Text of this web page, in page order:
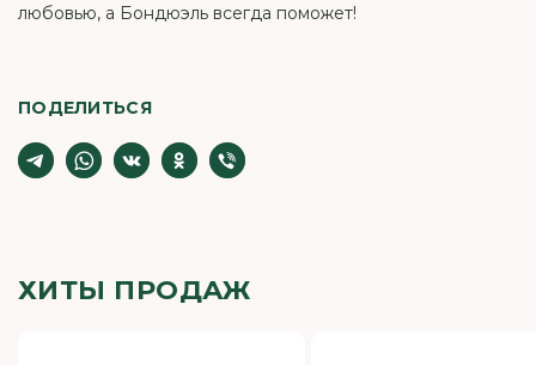
любовью, а Бондюэль всегда поможет!
ПОДЕЛИТЬСЯ
ХИТЫ ПРОДАЖ